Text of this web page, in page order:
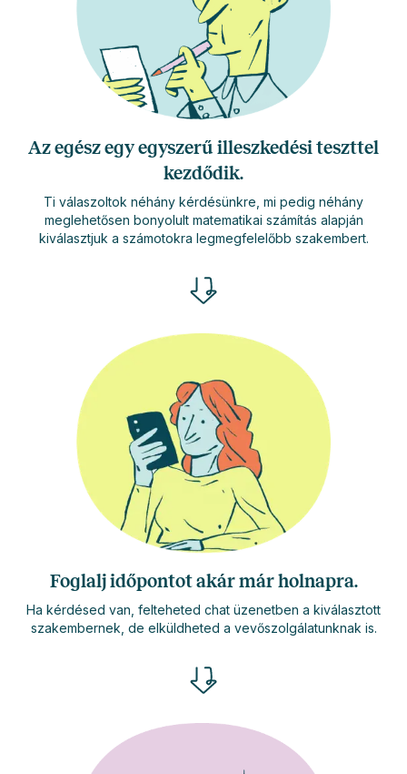
Az egész egy egyszerű illeszkedési teszttel
kezdődik.
Ti válaszoltok néhány kérdésünkre, mi pedig néhány
meglehetősen bonyolult matematikai számítás alapján
kiválasztjuk a számotokra legmegfelelőbb szakembert.
Foglalj időpontot akár már holnapra.
Ha kérdésed van, felteheted chat üzenetben a kiválasztott
szakembernek, de elküldheted a vevőszolgálatunknak is.